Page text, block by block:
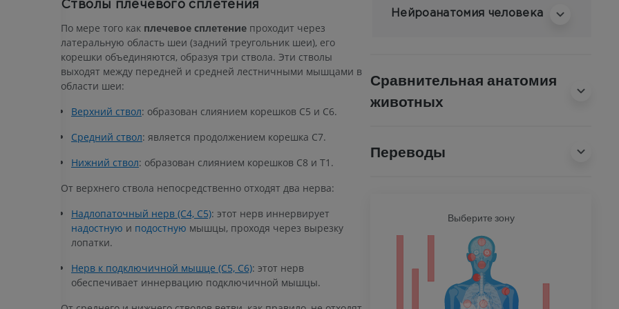
Стволы плечевого сплетения
По мере того как плечевое сплетение проходит через
латеральную область шеи (задний треугольник шеи), его
корешки объединяются, образуя три ствола. Эти стволы
выходят между передней и средней лестничными мышцами в
области шеи:
Верхний ствол: образован слиянием корешков C5 и C6.
Средний ствол: является продолжением корешка C7.
Нижний ствол: образован слиянием корешков C8 и T1.
От верхнего ствола непосредственно отходят два нерва:
Надлопаточный нерв (C4, C5): этот нерв иннервирует
надостную и подостную мышцы, проходя через вырезку
лопатки.
Нерв к подключичной мышце (C5, C6): этот нерв
обеспечивает иннервацию подключичной мышцы.
Нейроанатомия человека
Сравнительная анатомия
животных
Переводы
ВЕРХНЯЯ КОНЕЧНОСТЬ
МРТ верхней
НИЖНЯЯ КОНЕЧНОСТЬ
Иллюстрации
ПРЕМИУМ
Выберите зону